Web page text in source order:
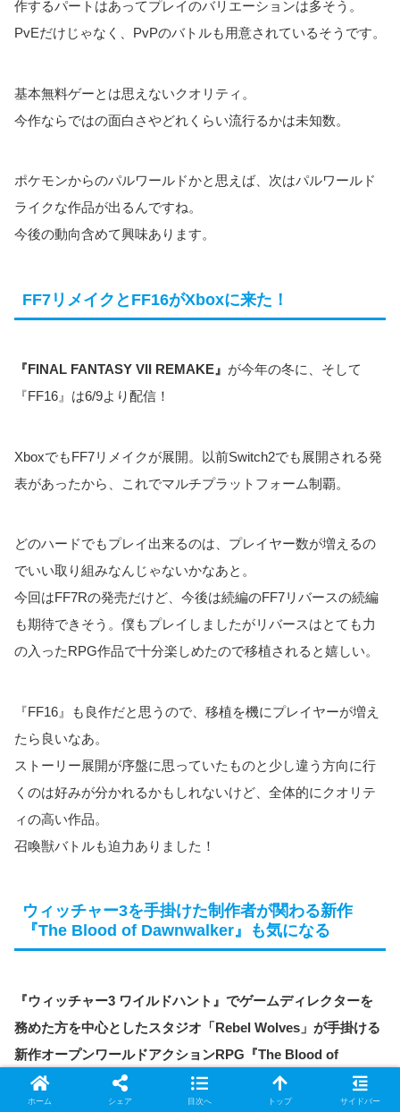
作するパートはあってプレイのバリエーションは多そう。
PvEだけじゃなく、PvPのバトルも用意されているそうです。
基本無料ゲーとは思えないクオリティ。
今作ならではの面白さやどれくらい流行るかは未知数。
ポケモンからのパルワールドかと思えば、次はパルワールド
ライクな作品が出るんですね。
今後の動向含めて興味あります。
FF7リメイクとFF16がXboxに来た！
『FINAL FANTASY VII REMAKE』 が今年の冬に、そして
『FF16』は6/9より配信！
XboxでもFF7リメイクが展開。以前Switch2でも展開される発
表があったから、これでマルチプラットフォーム制覇。
どのハードでもプレイ出来るのは、プレイヤー数が増えるの
でいい取り組みなんじゃないかなあと。
今回はFF7Rの発売だけど、今後は続編のFF7リバースの続編
も期待できそう。僕もプレイしましたがリバースはとても力
の入ったRPG作品で十分楽しめたので移植されると嬉しい。
『FF16』も良作だと思うので、移植を機にプレイヤーが増え
たら良いなあ。
ストーリー展開が序盤に思っていたものと少し違う方向に行
くのは好みが分かれるかもしれないけど、全体的にクオリテ
ィの高い作品。
召喚獣バトルも迫力ありました！
ウィッチャー3を手掛けた制作者が関わる新作
『The Blood of Dawnwalker』も気になる
『ウィッチャー3 ワイルドハント』でゲームディレクターを
務めた方を中心としたスタジオ「Rebel Wolves」が手掛ける
新作オープンワールドアクションRPG『The Blood of
Dawnwalker』の新トレーラーが公開！
ホーム シェア 目次へ トップ サイドバー